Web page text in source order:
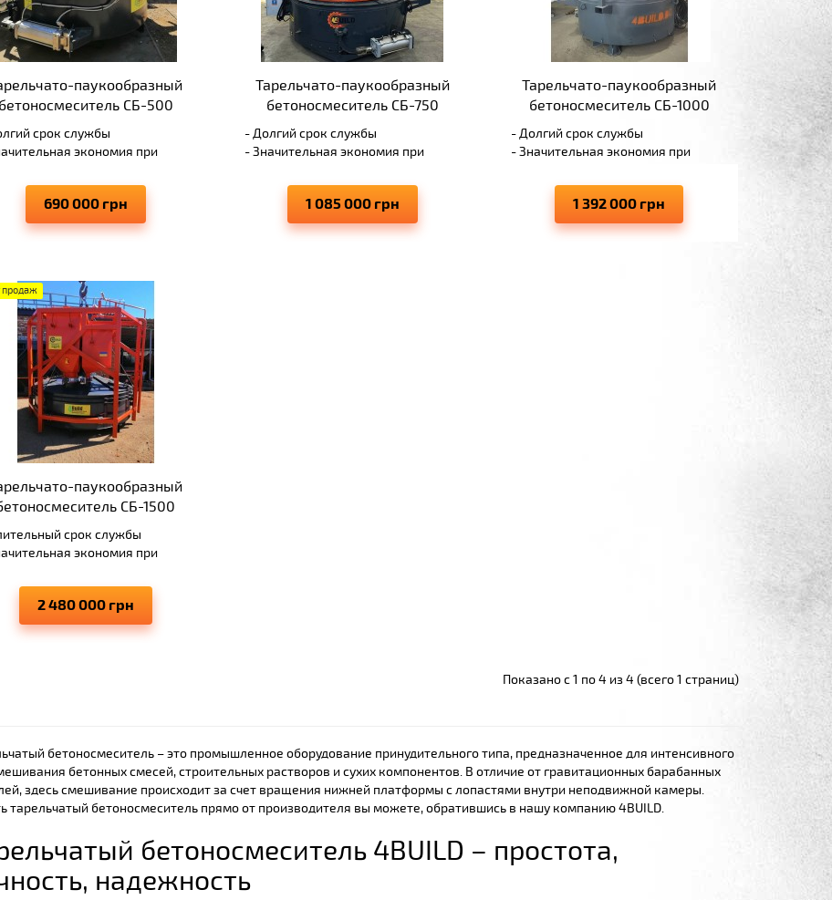
паукообразный
бетоносмеситель СБ-500
690 000 грн
срок службы
экономия при
20-36 куб.
час бетона
системы в
материалов
Тарельчато-паукообразный
бетоносмеситель СБ-750
1 085 000 грн
- Долгий срок службы
- Значительная экономия при
- Производительность 30-47 куб.
метров/час бетона
- Работоспособность системы в
Тарельчато-паукообразный
бетоносмеситель СБ-1000
1 392 000 грн
- Долгий срок службы
- Значительная экономия при
- Производительность 45-60 куб.
метров/час бетона
- Работоспособность системы в
продаж
паукообразный
СБ-1500
2 480 000 грн
срок службы
экономия при
70-108 куб.
час бетона
системы в
Показано с 1 по 4 из 4 (всего 1 страниц)
бетоносмеситель – это промышленное оборудование принудительного типа, предназначенное для интенсивного
бетонных смесей, строительных растворов и сухих компонентов. В отличие от гравитационных барабанных
здесь смешивание происходит за счет вращения нижней платформы с лопастями внутри неподвижной камеры.
тарельчатый бетоносмеситель прямо от производителя вы можете, обратившись в нашу компанию 4BUILD.
бетоносмеситель 4BUILD – простота,
надежность